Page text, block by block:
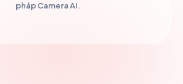
pháp Camera AI.